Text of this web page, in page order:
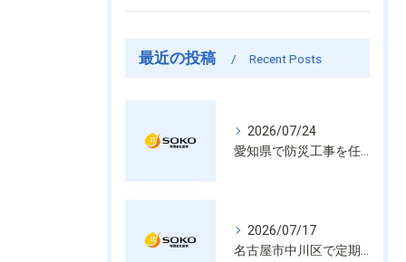
最近の投稿 Recent Posts
2026/07/24
2026/07/17